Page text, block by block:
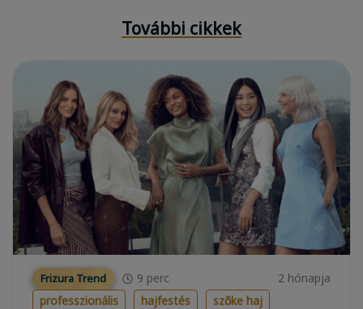
További cikkek
Frizura Trend 9 perc
2 hónapja
professzionális
hajfestés
szőke haj